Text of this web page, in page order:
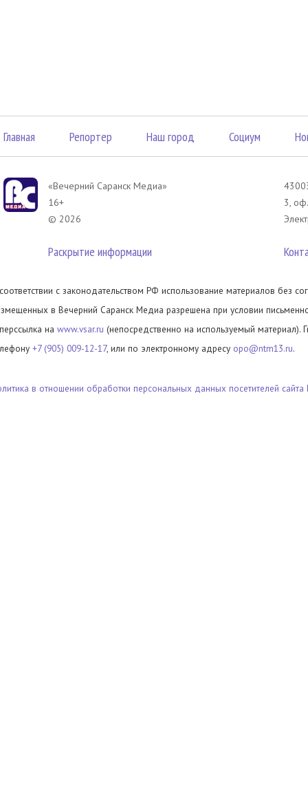
Главная Репортер Наш город Социум
«Вечерний Саранск Mедиа»
16+
© 2026
Раскрытие информации
3,
с законодательством РФ использование материалов без
в Вечерний Саранск Медиа разрешена при условии
на www.vsar.ru (непосредственно на используемый материал).
+7 (905) 009-12-17, или по электронному адресу opo@ntm13.ru.
в отношении обработки персональных данных посетителей